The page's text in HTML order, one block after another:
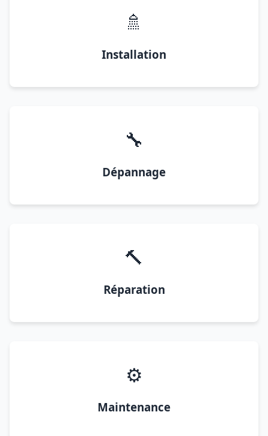
🚿
Installation
🔧
Dépannage
🔨
Réparation
⚙️
Maintenance